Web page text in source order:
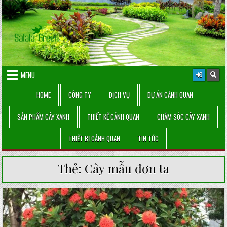
Skip
to
content
MENU
HOME
CÔNG TY DỊCH VỤ DỰ ÁN CẢNH QUAN
SẢN PHẨM CÂY XANH THIẾT KẾ CẢNH QUAN CHĂM SÓC CÂY XANH
THIẾT BỊ CẢNH QUAN TIN TỨC
Thẻ: Cây mẫu đơn ta
Posted
in